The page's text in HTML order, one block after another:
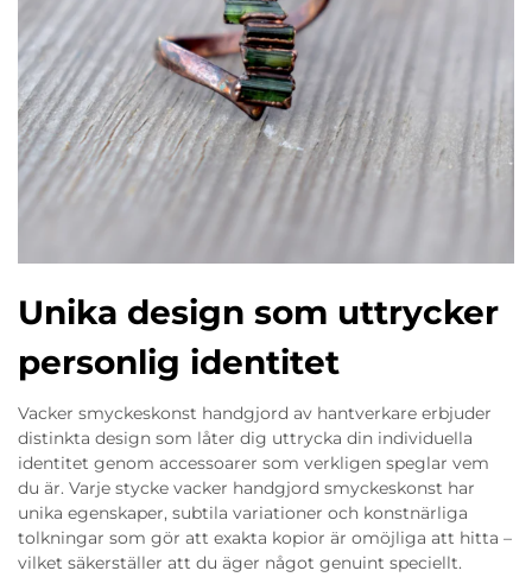
Unika design som uttrycker
personlig identitet
Vacker smyckeskonst handgjord av hantverkare erbjuder
distinkta design som låter dig uttrycka din individuella
identitet genom accessoarer som verkligen speglar vem
du är. Varje stycke vacker handgjord smyckeskonst har
unika egenskaper, subtila variationer och konstnärliga
tolkningar som gör att exakta kopior är omöjliga att hitta –
vilket säkerställer att du äger något genuint speciellt.